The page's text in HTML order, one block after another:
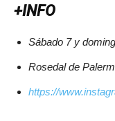
+INFO
Sábado 7 y
Rosedal de
https://